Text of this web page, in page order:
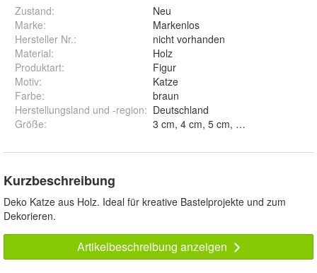
Zustand:
Neu
Marke:
Markenlos
Hersteller Nr.:
nicht vorhanden
Material:
Holz
Produktart:
Figur
Motiv:
Katze
Farbe:
braun
Herstellungsland und -region: Deutschland
Größe:
Kurzbeschreibung
Deko Katze aus Holz. Ideal für kreative Bastelprojekte und zum
Dekorieren.
Artikelbeschreibung anzeigen